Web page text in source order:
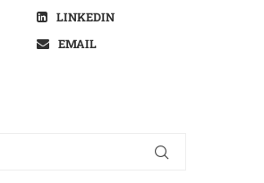
LINKEDIN
EMAIL